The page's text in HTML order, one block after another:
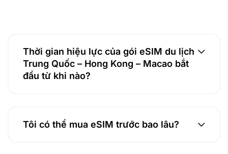
Thời gian hiệu lực của gói eSIM du lịch
Trung Quốc – Hong Kong – Macao bắt
đầu từ khi nào?
Tôi có thể mua eSIM trước bao lâu?